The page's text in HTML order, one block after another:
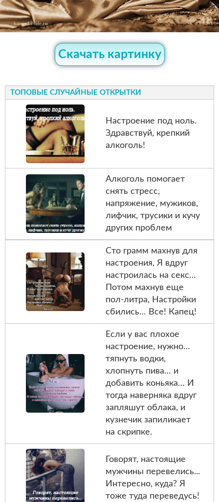
Скачать картинку
ТОПОВЫЕ СЛУЧАЙНЫЕ ОТКРЫТКИ
Настроение под ноль.
Здравствуй, крепкий
алкоголь!
Алкоголь помогает
снять стресс,
напряжение, мужиков,
лифчик, трусики и кучу
других проблем
Сто грамм махнув для
настроения, Я вдруг
настроилась на секс…
Потом махнув еще
пол-литра, Настройки
сбились… Все! Капец!
Если у вас плохое
настроение, нужно…
тяпнуть водки,
хлопнуть пива… и
добавить коньяка… И
тогда наверняка вдруг
запляшут облака, и
кузнечик запиликает
на скрипке.
Говорят, настоящие
мужчины перевелись...
Интересно, куда? Я
тоже туда переведусь!